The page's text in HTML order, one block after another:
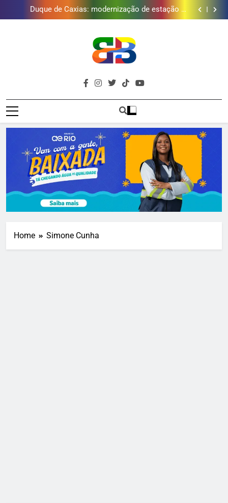
tratamento reforça abastecimento de água
Guanabara tem diversas opções de vinhos para
presentear o seu pai. Descubra como escolher o que
Gastro Samba reúne Nosso Sentimento e Gustavo
Golfe e fortalece projeto que atende 140 crianças
Duque de Caxias: modernização de estação de
tratamento reforça abastecimento de água
Guanabara tem diversas opções de vinhos para
presentear o seu pai. Descubra como escolher o que
mais combina com ele
Gastro Samba reúne Nosso Sentimento e Gustavo
Lins em Nova Iguaçu neste fim de semana
Brava
Baixada
Baixada Fluminense Em Destaque!
Home Simone Cunha